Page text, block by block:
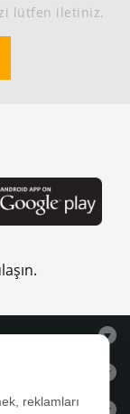
lütfen iletiniz.
reklamları